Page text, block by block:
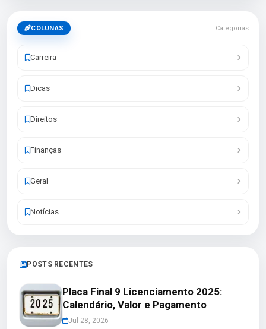
COLUNAS Categorias
Carreira
Dicas
Direitos
Finanças
Geral
Notícias
POSTS RECENTES
Placa Final 9 Licenciamento 2025:
Calendário, Valor e Pagamento
Jul 28, 2026